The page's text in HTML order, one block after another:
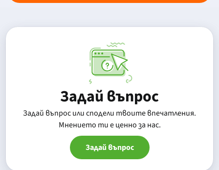
Задай въпрос
Задай въпрос или сподели твоите впечатления.
Mнението ти е ценно за нас.
Задай въпрос